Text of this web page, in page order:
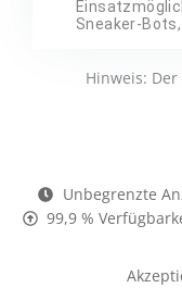
Sneaker-
Hinweis:
Unbegrenzte
99,9 %